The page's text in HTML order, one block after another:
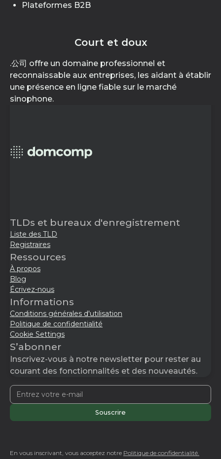
Plateformes B2B
Court et doux
.公司 offre un domaine professionnel et
reconnaissable aux entreprises, les aidant à établir
une présence en ligne fiable sur le marché
sinophone.
TLDs et bureaux d'enregistrement
Liste des TLD
Registraires
Ressources
À propos
Blog
Écrivez-nous
Informations
Conditions générales d'utilisation
Politique de confidentialité
Cookie Settings
S’abonner
Inscrivez-vous à notre newsletter pour rester au
courant des fonctionnalités et des nouveautés.
En vous inscrivant, vous acceptez notre Politique de confidentialité.